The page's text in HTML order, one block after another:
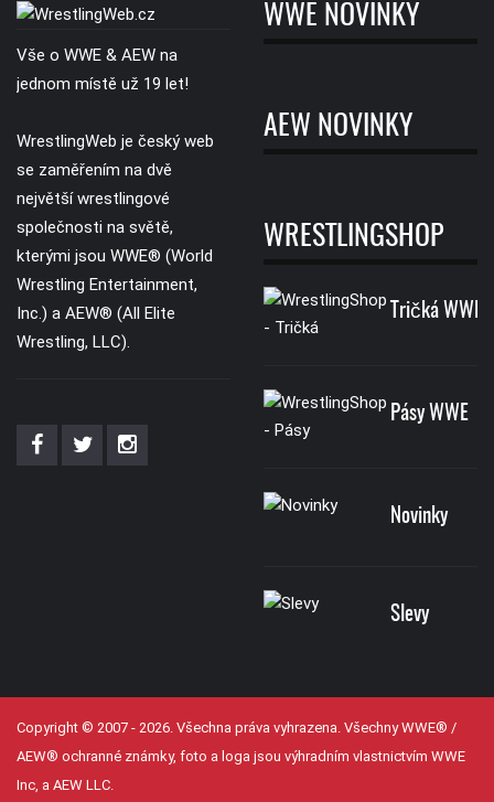
Vše o WWE & AEW na
jednom místě už 19 let!
WrestlingWeb je český web
se zaměřením na dvě
největší wrestlingové
společnosti na světě,
kterými jsou WWE® (World
Wrestling Entertainment,
Inc.) a AEW® (All Elite
Wrestling, LLC).
WWE NOVINKY
AEW NOVINKY
WRESTLINGSHOP
Tričká WWE
Pásy WWE
Novinky
Slevy
Copyright © 2007 - 2026. Všechna práva vyhrazena. Všechny WWE® /
AEW® ochranné známky, foto a loga jsou výhradním vlastnictvím WWE
Inc, a AEW LLC.